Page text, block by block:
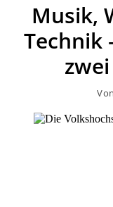
Musik,
Technik
Von